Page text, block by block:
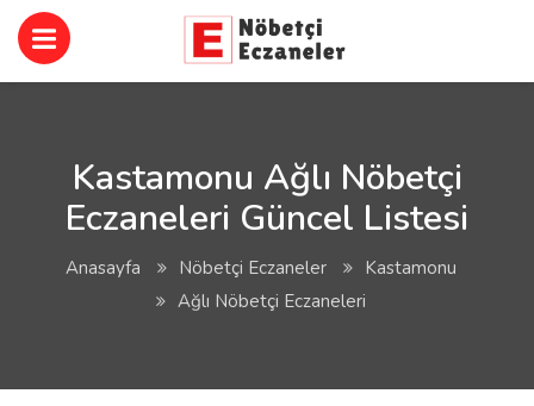
Kastamonu Ağlı Nöbetçi
Eczaneleri Güncel Listesi
Anasayfa Nöbetçi Eczaneler
Kastamonu
Ağlı Nöbetçi Eczaneleri